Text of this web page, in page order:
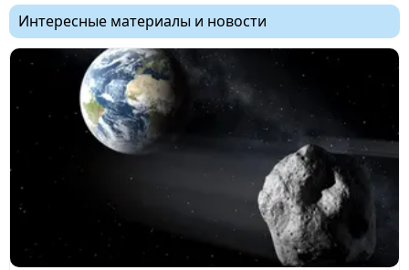
Интересные материалы и новости